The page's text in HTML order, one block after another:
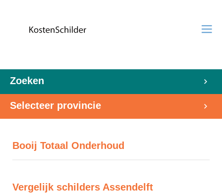
Zoeken
Selecteer provincie
Booij Totaal Onderhoud
Vergelijk schilders Assendelft